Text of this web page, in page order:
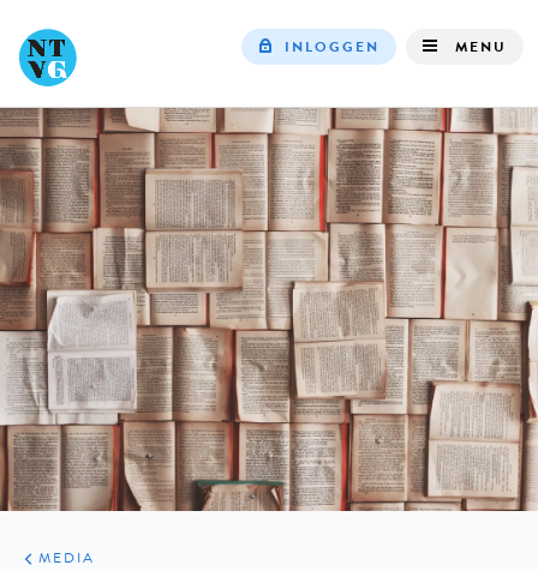
navigation
INLOGGEN MENU
ARTIKELEN
VARIA
MEDIA